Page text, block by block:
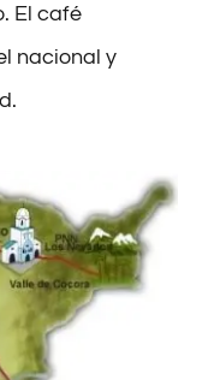
El café
nacional y